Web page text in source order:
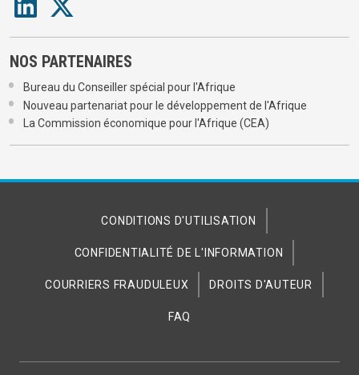
NOS PARTENAIRES
Bureau du Conseiller spécial pour l'Afrique
Nouveau partenariat pour le développement de l'Afrique
La Commission économique pour l'Afrique (CEA)
CONDITIONS D'UTILISATION
CONFIDENTIALITÉ DE L'INFORMATION
COURRIERS FRAUDULEUX DROITS D'AUTEUR
FAQ